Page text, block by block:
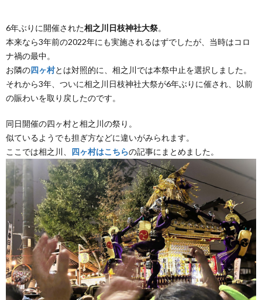
6年ぶりに開催された相之川日枝神社大祭。
本来なら3年前の2022年にも実施されるはずでしたが、当時はコロ
ナ禍の最中。
お隣の四ヶ村とは対照的に、相之川では本祭中止を選択しました。
それから3年、ついに相之川日枝神社大祭が6年ぶりに催され、以前
の賑わいを取り戻したのです。
同日開催の四ヶ村と相之川の祭り。
似ているようでも担ぎ方などに違いがみられます。
ここでは相之川、 四ヶ村はこちらの記事にまとめました。